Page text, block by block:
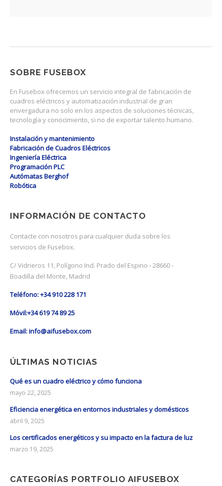
SOBRE FUSEBOX
En Fusebox ofrecemos un servicio integral de fabricación de
cuadros eléctricos y automatización industrial de gran
envergadura no solo en los aspectos de soluciones técnicas,
tecnología y conocimiento, si no de exportar talento humano.
Instalación y mantenimiento
Fabricación de Cuadros Eléctricos
Ingeniería Eléctrica
Programación PLC
Autómatas Berghof
Robótica
INFORMACIÓN DE CONTACTO
Contacte con nosotros para cualquier duda sobre los
servicios de Fusebox.
C/ Vidrieros 11, Polígono Ind. Prado del Espino - 28660 -
Boadilla del Monte, Madrid
Teléfono: +34 910 228 171
Móvil:+34 619 74 89 25
Email: info@aifusebox.com
ÚLTIMAS NOTICIAS
Qué es un cuadro eléctrico y cómo funciona
mayo 22, 2025
Eficiencia energética en entornos industriales y domésticos
abril 9, 2025
Los certificados energéticos y su impacto en la factura de luz
marzo 19, 2025
CATEGORÍAS PORTFOLIO AIFUSEBOX